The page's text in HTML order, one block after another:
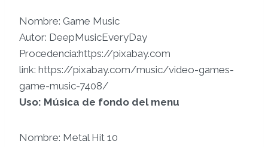
Nombre: Game Music
Autor: DeepMusicEveryDay
Procedencia:https://pixabay.com
link: https://pixabay.com/music/video-games-
game-music-7408/
Uso: Música de fondo del menu
Nombre: Metal Hit 10